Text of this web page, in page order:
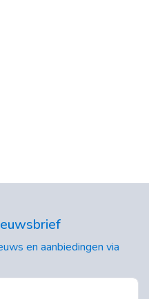
en aanbiedingen via